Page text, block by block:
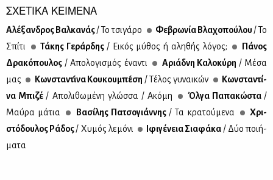
ΣΧΕΤΙΚΑ ΚΕΙΜΕΝΑ
Αλέ­ξαν­δρος Βαλ­κα­νάς/ Το τσι­γά­ρο Φε­βρω­νία Βλα­χο­πού­λου / Το
Σπί­τι
Τά­κης Γε­ράρ­δης / Eι­κός μύ­θος ή αλη­θής λό­γος;
Πά­νος
Δρα­κό­που­λος / Απο­λο­γι­σμός ένα­ντι Αριά­δνη Κα­λο­κύ­ρη / Μέ­σα
μας
Κων­στα­ντι­́να Κου­κου­μπε­́ση / Τέ­λος γυ­ναι­κών
Κων­στα­ντί­
να Μπι­ζέ / Απο­λι­θω­μέ­νη γλώσ­σα / Ακό­μη Όλ­γα Πα­πα­κώ­στα /
Μαύ­ρα μά­τια
Βα­σί­λης Πα­τσο­γιάν­νης / Τα κρα­τού­με­να
Χρι­
στό­δου­λος Ρά­δος/ Χυ­μός λε­μό­νι Ιφι­γέ­νεια Σια­φά­κα / Δύο ποι­ή­
μα­τα